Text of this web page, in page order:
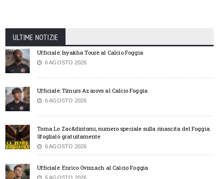
ULTIME NOTIZIE
Ufficiale: Isyakha Tourè al Calcio Foggia
6 AGOSTO 2026
Ufficiale: Timurs Azarovs al Calcio Foggia
6 AGOSTO 2026
Torna Lo Zac&dintorni, numero speciale sulla rinascita del Foggia.
Sfoglialo gratuitamente
6 AGOSTO 2026
Ufficiale: Enrico Oviszach al Calcio Foggia
5 AGOSTO 2026